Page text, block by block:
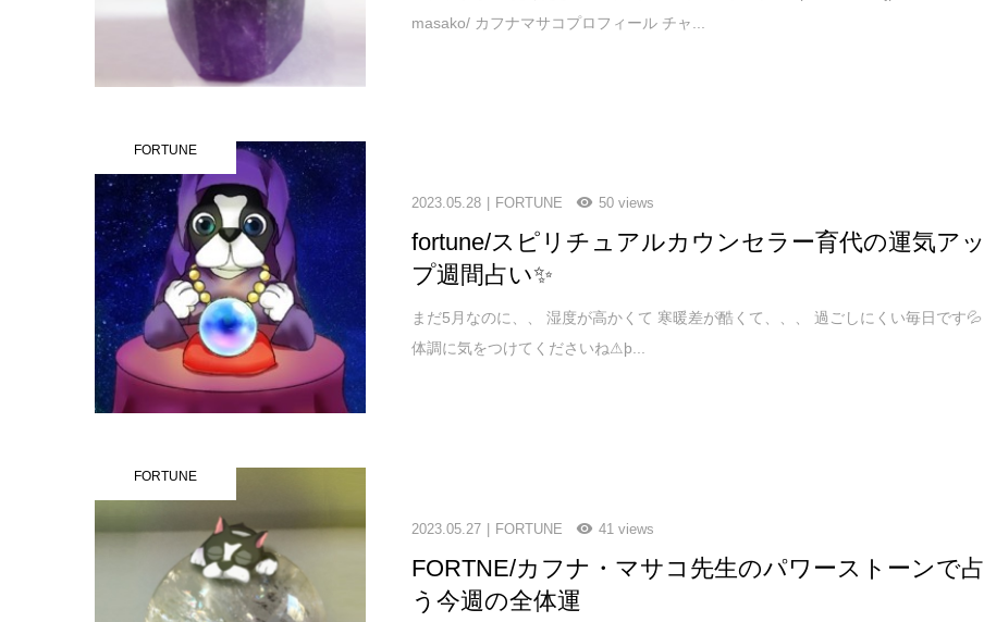
masako/ カフナマサコプロフィール チャ...
FORTUNE
2023.05.28 FORTUNE 50 views
fortune/スピリチュアルカウンセラー育代の運気アッ
プ週間占い✨
まだ5月なのに、、 湿度が高かくて 寒暖差が酷くて、、、 過ごしにくい毎日です💦
体調に気をつけてくださいね⚠þ...
FORTUNE
2023.05.27 FORTUNE 41 views
FORTNE/カフナ・マサコ先生のパワーストーンで占
う今週の全体運